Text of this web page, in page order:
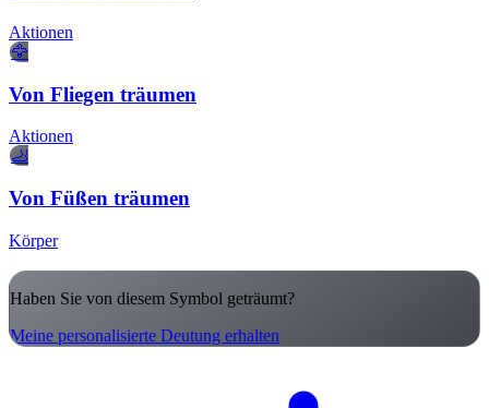
Aktionen
🦅
Von Fliegen träumen
Aktionen
🦶
Von Füßen träumen
Körper
Haben Sie von diesem Symbol geträumt?
Meine personalisierte Deutung erhalten